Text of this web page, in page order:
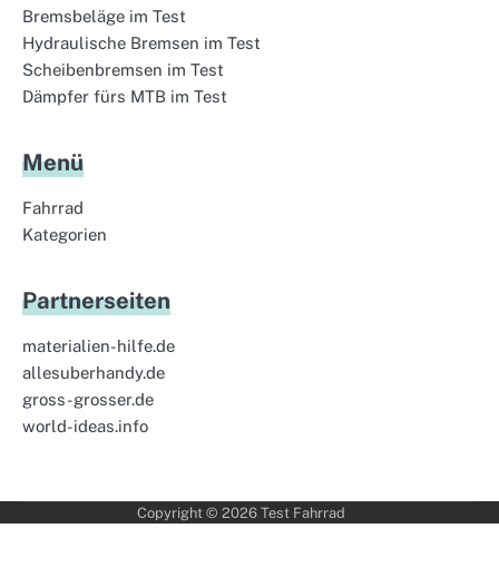
Bremsbeläge im Test
Hydraulische Bremsen im Test
Scheibenbremsen im Test
Dämpfer fürs MTB im Test
Menü
Fahrrad
Kategorien
Partnerseiten
materialien-hilfe.de
allesuberhandy.de
gross-grosser.de
world-ideas.info
Copyright © 2026 Test Fahrrad